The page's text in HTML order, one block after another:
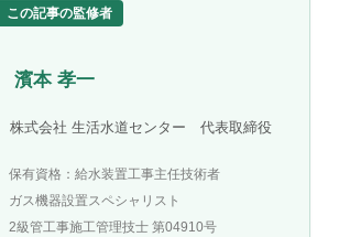
この記事の監修者
濱本 孝一
株式会社 生活水道センター 代表取締役
保有資格：給水装置工事主任技術者
ガス機器設置スペシャリスト
2級管工事施工管理技士 第04910号